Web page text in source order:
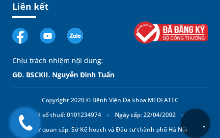
Liên kết
Chịu trách nhiệm nội dung:
GĐ. BSCKII. Nguyễn Đình Tuấn
Copyright 2020 © Bệnh Viện Đa khoa MEDLATEC
Mã số thuế: 0101234974
Ngày cấp: 22/04/2002
Cơ quan cấp: Sở Kế hoạch và Đầu tư thành phố Hà Nội